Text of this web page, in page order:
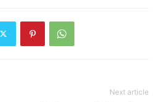
Next article